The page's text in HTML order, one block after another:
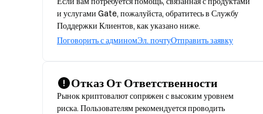
и услугами Gate, пожалуйста, обратитесь в Службу
Поддержки Клиентов, как указано ниже.
Поговорить с админомЭл. почтуОтправить заявку
Отказ От Ответственности
Рынок криптовалют сопряжен с высоким уровнем
риска. Пользователям рекомендуется проводить